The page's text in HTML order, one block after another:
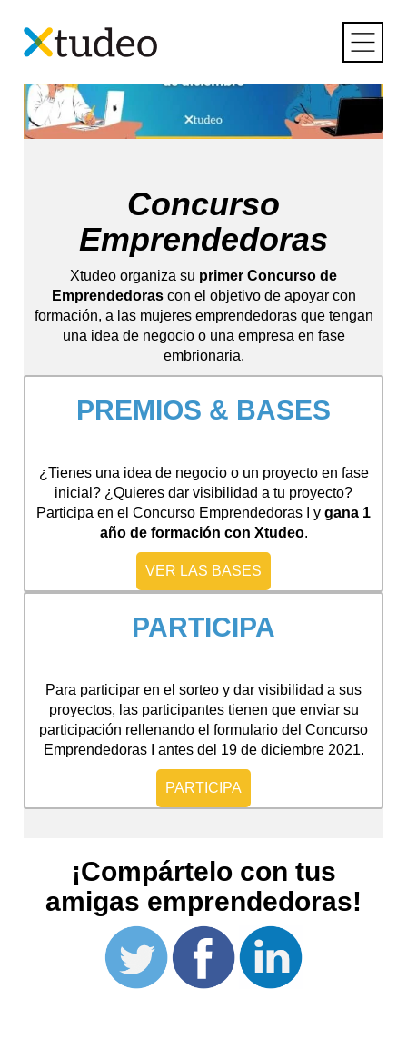
content
Concurso
Emprendedoras
Xtudeo organiza su primer Concurso de
Emprendedorascon el objetivo de apoyar con
formación, a las mujeres emprendedoras que tengan
una idea de negocio o una empresa en fase
embrionaria.
PREMIOS & BASES
¿Tienes una idea de negocio o un proyecto en fase
inicial? ¿Quieres dar visibilidad a tu proyecto?
Participa en el Concurso Emprendedoras I y gana 1
año de formación con Xtudeo.
VER LAS BASES
PARTICIPA
Para participar en el sorteo y dar visibilidad a sus
proyectos, las participantes tienen que enviar su
participación rellenando el formulario del Concurso
Emprendedoras I antes del 19 de diciembre 2021.
PARTICIPA
¡Compártelo con tus
amigas emprendedoras!